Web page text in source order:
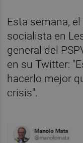
Esta semana,
socialista en
general del
en su Twitter:
hacerlo mejor
crisis".